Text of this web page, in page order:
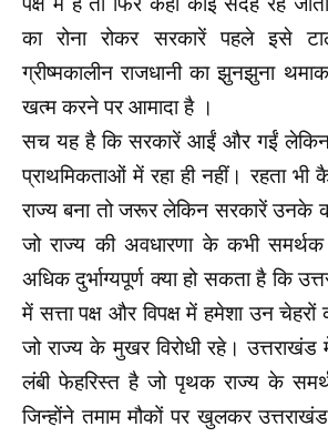
का रोना रोकर सरकारें पहले इसे
ग्रीष्मकालीन राजधानी का झुनझुना
खत्म करने पर आमादा है ।
सच यह है कि सरकारें आईं और गईं
प्राथमिकताओं में रहा ही नहीं। रहता
राज्य बना तो जरूर लेकिन सरकारें उनके
जो राज्य की अवधारणा के कभी
अधिक दुर्भाग्यपूर्ण क्या हो सकता है कि
में सत्ता पक्ष और विपक्ष में हमेशा उन
जो राज्य के मुखर विरोधी रहे।
लंबी फेहरिस्त है जो पृथक राज्य के
जिन्होंने तमाम मौकों पर खुलकर